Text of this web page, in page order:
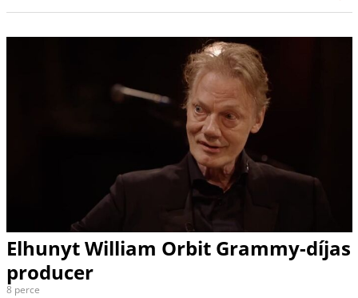
Elhunyt William Orbit Grammy-díjas
producer
8 perce